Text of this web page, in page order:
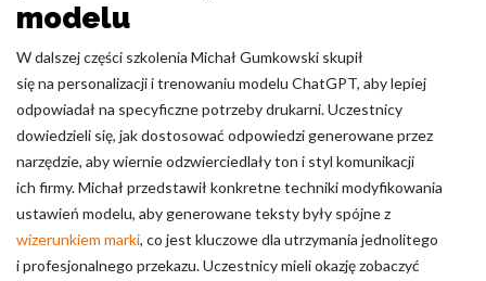
modelu
W dalszej części szkolenia Michał Gumkowski skupił
się na personalizacji i trenowaniu modelu ChatGPT, aby lepiej
odpowiadał na specyficzne potrzeby drukarni. Uczestnicy
dowiedzieli się, jak dostosować odpowiedzi generowane przez
narzędzie, aby wiernie odzwierciedlały ton i styl komunikacji
ich firmy. Michał przedstawił konkretne techniki modyfikowania
ustawień modelu, aby generowane teksty były spójne z
wizerunkiem marki, co jest kluczowe dla utrzymania jednolitego
i profesjonalnego przekazu. Uczestnicy mieli okazję zobaczyć